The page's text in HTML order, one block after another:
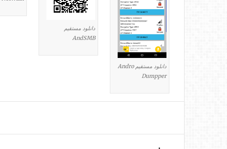
دانلود مستقیم Andro
Dumpper
دانلود مستقیم
AndSMB